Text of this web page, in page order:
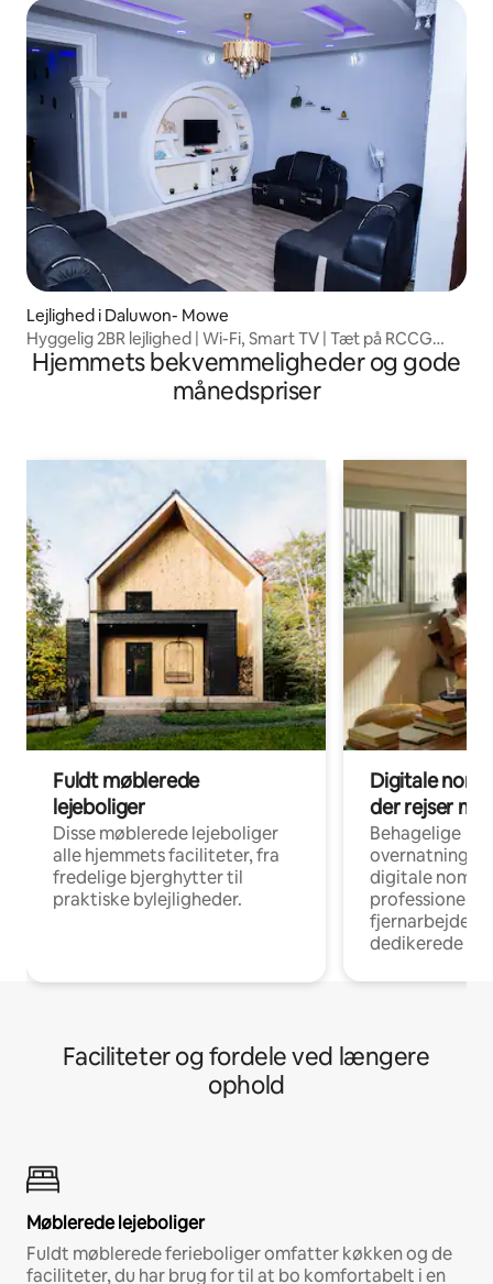
Lejlighed i Daluwon- Mowe
Hyggelig 2BR lejlighed | Wi-Fi, Smart TV | Tæt på RCCG
Mowe
Hjemmets bekvemmeligheder og gode
månedspriser
Fuldt møblerede
lejeboliger
Disse møblerede lejeboliger
alle hjemmets faciliteter, fra
fredelige bjerghytter til
praktiske bylejligheder.
Digitale
der rejser
Behagelige
digitale
professionelle
fjernarbejde,
dedikerede
Faciliteter og fordele ved længere
ophold
Møblerede lejeboliger
Fuldt møblerede ferieboliger omfatter køkken og de
faciliteter, du har brug for til at bo komfortabelt i en